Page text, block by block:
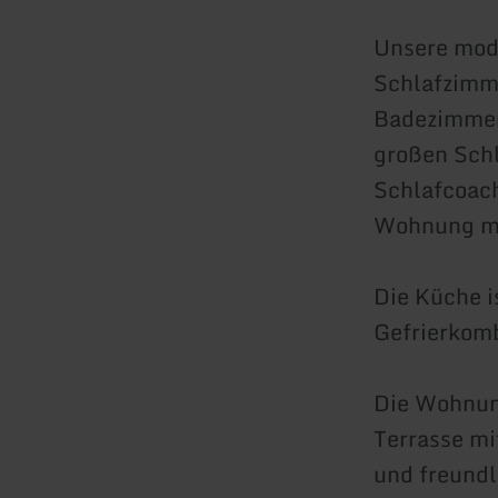
Unsere
großen
Wohnung
Die Küche
Die
Terrasse
und